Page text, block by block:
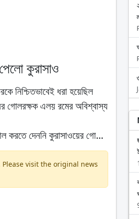
কুরাসাও
নিশ্চিতভাবেই ধরা হয়েছিল
গোলরক্ষক এলয় রমের অবিশ্বাস্য
করতে দেননি কুরাসাওয়ের গো...
visit the original news